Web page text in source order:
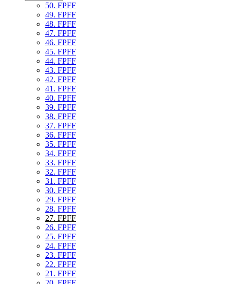
50. FPFF
49. FPFF
48. FPFF
47. FPFF
46. FPFF
45. FPFF
44. FPFF
43. FPFF
42. FPFF
41. FPFF
40. FPFF
39. FPFF
38. FPFF
37. FPFF
36. FPFF
35. FPFF
34. FPFF
33. FPFF
32. FPFF
31. FPFF
30. FPFF
29. FPFF
28. FPFF
27. FPFF
26. FPFF
25. FPFF
24. FPFF
23. FPFF
22. FPFF
21. FPFF